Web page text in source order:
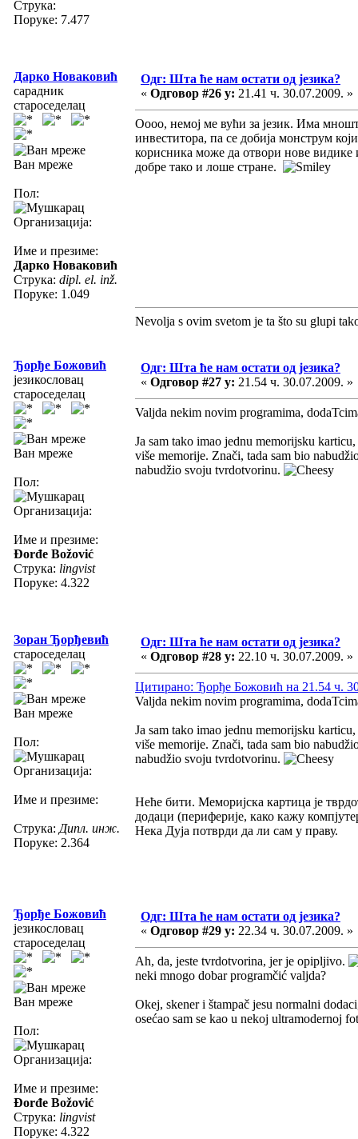
Струка:
Поруке: 7.477
Дарко Новаковић
сарадник
староседелац
Ван мреже
Пол:
Организација:
Име и презиме:
Дарко Новаковић
Струка: dipl. el. inž.
Поруке: 1.049
Одг: Шта ће нам остати од језика?
« Одговор #26 у: 21.41 ч. 30.07.2009. »
Оооо, немој ме вући за језик. Има
инвеститора, па се добија монструм
корисника може да отвори нове
добре тако и лоше стране.
Nevolja s ovim svetom je ta što su glupi
Ђорђе Божовић
језикословац
староседелац
Ван мреже
Пол:
Организација:
Име и презиме:
Đorđe Božović
Струка: lingvist
Поруке: 4.322
Одг: Шта ће нам остати од језика?
« Одговор #27 у: 21.54 ч. 30.07.2009. »
Valjda nekim novim programima,
Ja sam tako imao jednu memorijsku
više memorije. Znači, tada sam bio
nabudžio svoju tvrdotvorinu.
Зоран Ђорђевић
староседелац
Ван мреже
Пол:
Организација:
Име и презиме:
Струка: Дипл. инж.
Поруке: 2.364
Одг: Шта ће нам остати од језика?
« Одговор #28 у: 22.10 ч. 30.07.2009. »
Цитирано: Ђорђе Божовић на 21.54 ч.
Valjda nekim novim programima,
Ja sam tako imao jednu memorijsku
više memorije. Znači, tada sam bio
nabudžio svoju tvrdotvorinu.
Неће бити. Меморијска картица је
додаци (периферије, како кажу
Нека Дуја потврди да ли сам у праву.
Ђорђе Божовић
језикословац
староседелац
Ван мреже
Пол:
Организација:
Име и презиме:
Đorđe Božović
Струка: lingvist
Поруке: 4.322
Одг: Шта ће нам остати од језика?
« Одговор #29 у: 22.34 ч. 30.07.2009. »
Ah, da, jeste tvrdotvorina, jer je opipljivo.
neki mnogo dobar programčić valjda?
Okej, skener i štampač jesu normalni
osećao sam se kao u nekoj ultramodernoj